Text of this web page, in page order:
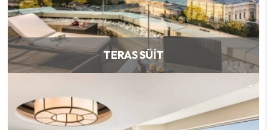
TERAS SÜIT